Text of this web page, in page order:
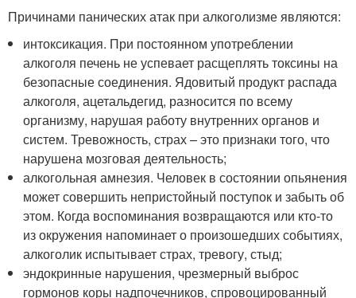
Причинами панических атак при алкоголизме являются:
интоксикация. При постоянном употреблении
алкоголя печень не успевает расщеплять токсины на
безопасные соединения. Ядовитый продукт распада
алкоголя, ацетальдегид, разносится по всему
организму, нарушая работу внутренних органов и
систем. Тревожность, страх – это признаки того, что
нарушена мозговая деятельность;
алкогольная амнезия. Человек в состоянии опьянения
может совершить непристойный поступок и забыть об
этом. Когда воспоминания возвращаются или кто-то
из окружения напоминает о произошедших событиях,
алкоголик испытывает страх, тревогу, стыд;
эндокринные нарушения, чрезмерный выброс
гормонов коры надпочечников, спровоцированный